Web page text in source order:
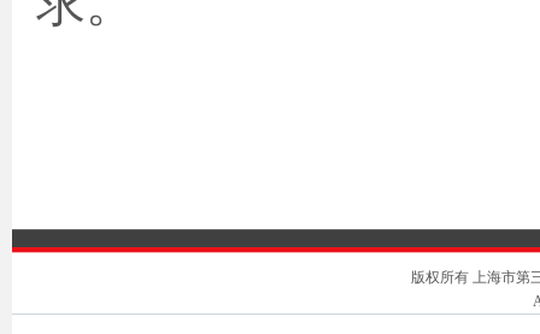
版权所有 上海市第